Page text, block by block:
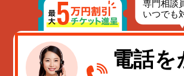
電話を